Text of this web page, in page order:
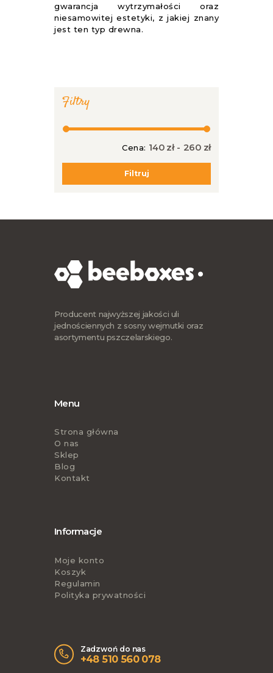
gwarancja wytrzymałości oraz
niesamowitej estetyki, z jakiej znany
jest ten typ drewna.
Filtry
Cena
Cena
Filtruj
Cena: 140 zł - 260 zł
Producent najwyższej jakości uli
jednościennych z sosny wejmutki oraz
asortymentu pszczelarskiego.
Menu
Strona główna
O nas
Sklep
Blog
Kontakt
Informacje
Moje konto
Koszyk
Regulamin
Polityka prywatności
Zadzwoń do nas
+48 510 560 078